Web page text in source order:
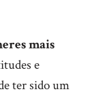
mais
e
ter sido um